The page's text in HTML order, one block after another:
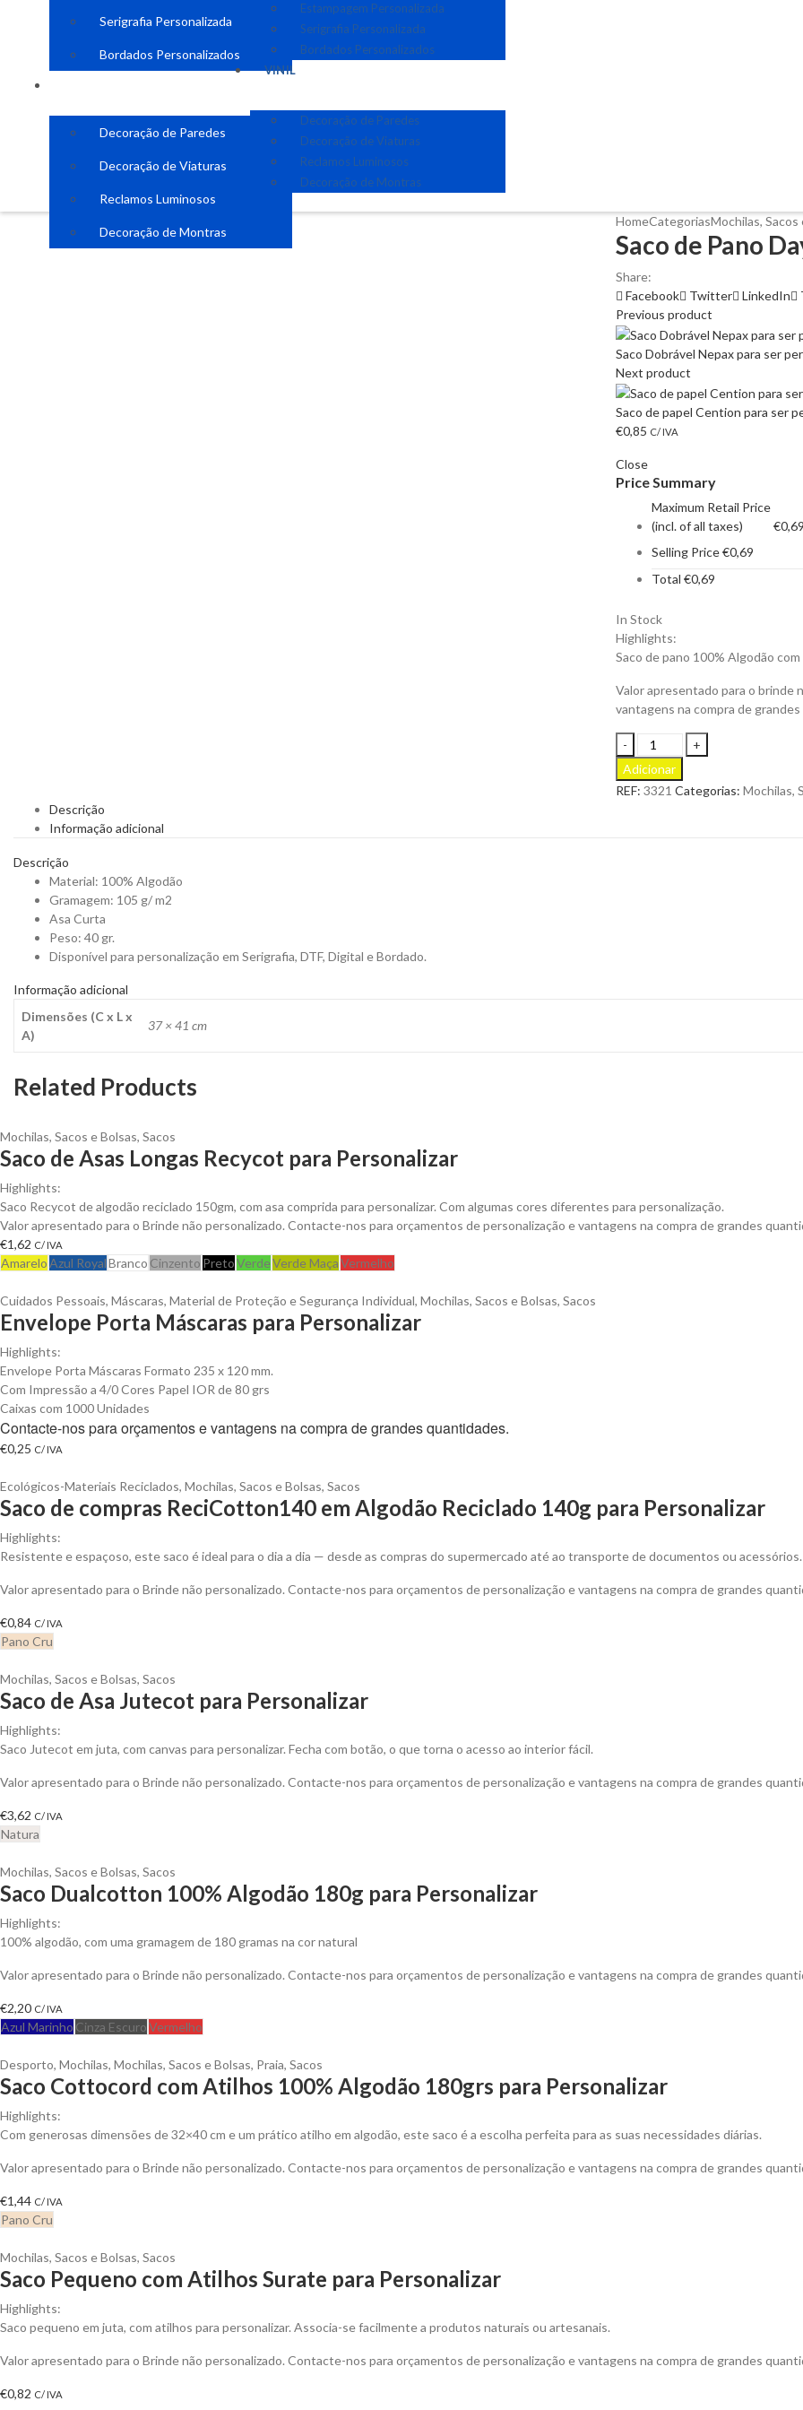
Serigrafia Personalizada
Bordados Personalizados
Decoração de Paredes
Decoração de Viaturas
Reclamos Luminosos
Decoração de Montras
Estampagem Personalizada
Serigrafia Personalizada
Bordados Personalizados
VINIL
Decoração de Paredes
Decoração de Viaturas
Reclamos Luminosos
Decoração de Montras
HomeCategoriasMochilas, Sacos
Saco de Pano
Share:
Facebook
Twitter LinkedIn
Previous product
Saco Dobrável Nepax para ser
Next product
Saco de papel Cention para ser
€0,85 C/ IVA
Close
Price Summary
Maximum Retail Price
(incl. of all taxes)
€0,69
Selling Price€0,69
Total €0,69
In Stock
Highlights:
Saco de pano 100% Algodão
Valor apresentado para o brinde
vantagens na compra de
Saco
de
Pano
Daytona
Adicionar
REF: 3321 Categorias: Mochilas,
Descrição
Informação adicional
Descrição
Material: 100% Algodão
Gramagem: 105 g/ m2
Asa Curta
Peso: 40 gr.
Disponível para personalização em Serigrafia, DTF, Digital e Bordado.
Informação adicional
Dimensões (C x L x
A)
37 × 41 cm
Related Products
Mochilas, Sacos e Bolsas, Sacos
Saco de Asas Longas Recycot para Personalizar
Highlights:
Saco Recycot de algodão reciclado 150gm, com asa comprida para personalizar. Com algumas cores diferentes para personalização.
Valor apresentado para o Brinde não personalizado. Contacte-nos para orçamentos de personalização e vantagens na compra de grandes
€1,62 C/ IVA
AmareloAzul RoyalBranco Cinzento PretoVerdeVerde MaçaVermelho
Cuidados Pessoais, Máscaras, Material de Proteção e Segurança Individual, Mochilas, Sacos e Bolsas, Sacos
Envelope Porta Máscaras para Personalizar
Highlights:
Envelope Porta Máscaras Formato 235 x 120 mm.
Com Impressão a 4/0 Cores Papel IOR de 80 grs
Caixas com 1000 Unidades
Contacte-nos para orçamentos e vantagens na compra de grandes quantidades.
€0,25 C/ IVA
Ecológicos-Materiais Reciclados, Mochilas, Sacos e Bolsas, Sacos
Saco de compras ReciCotton140 em Algodão Reciclado 140g para Personalizar
Highlights:
Resistente e espaçoso, este saco é ideal para o dia a dia — desde as compras do supermercado até ao transporte de documentos ou acessórios.
Valor apresentado para o Brinde não personalizado. Contacte-nos para orçamentos de personalização e vantagens na compra de grandes
€0,84 C/ IVA
Pano Cru
Mochilas, Sacos e Bolsas, Sacos
Saco de Asa Jutecot para Personalizar
Highlights:
Saco Jutecot em juta, com canvas para personalizar. Fecha com botão, o que torna o acesso ao interior fácil.
Valor apresentado para o Brinde não personalizado. Contacte-nos para orçamentos de personalização e vantagens na compra de grandes
€3,62 C/ IVA
Natura
Mochilas, Sacos e Bolsas, Sacos
Saco Dualcotton 100% Algodão 180g para Personalizar
Highlights:
100% algodão, com uma gramagem de 180 gramas na cor natural
Valor apresentado para o Brinde não personalizado. Contacte-nos para orçamentos de personalização e vantagens na compra de grandes
€2,20 C/ IVA
Azul Marinho Cinza EscuroVermelho
Desporto, Mochilas, Mochilas, Sacos e Bolsas, Praia, Sacos
Saco Cottocord com Atilhos 100% Algodão 180grs para Personalizar
Highlights:
Com generosas dimensões de 32×40 cm e um prático atilho em algodão, este saco é a escolha perfeita para as suas necessidades diárias.
Valor apresentado para o Brinde não personalizado. Contacte-nos para orçamentos de personalização e vantagens na compra de grandes
€1,44 C/ IVA
Pano Cru
Mochilas, Sacos e Bolsas, Sacos
Saco Pequeno com Atilhos Surate para Personalizar
Highlights:
Saco pequeno em juta, com atilhos para personalizar. Associa-se facilmente a produtos naturais ou artesanais.
Valor apresentado para o Brinde não personalizado. Contacte-nos para orçamentos de personalização e vantagens na compra de grandes
€0,82 C/ IVA